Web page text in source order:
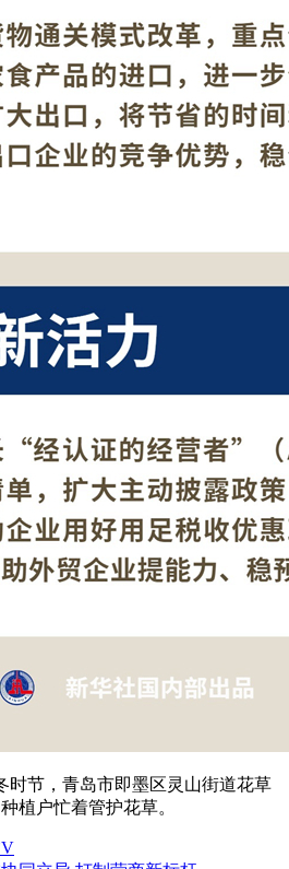
节，青岛市即墨区灵山街道花草
植户忙着管护花草。